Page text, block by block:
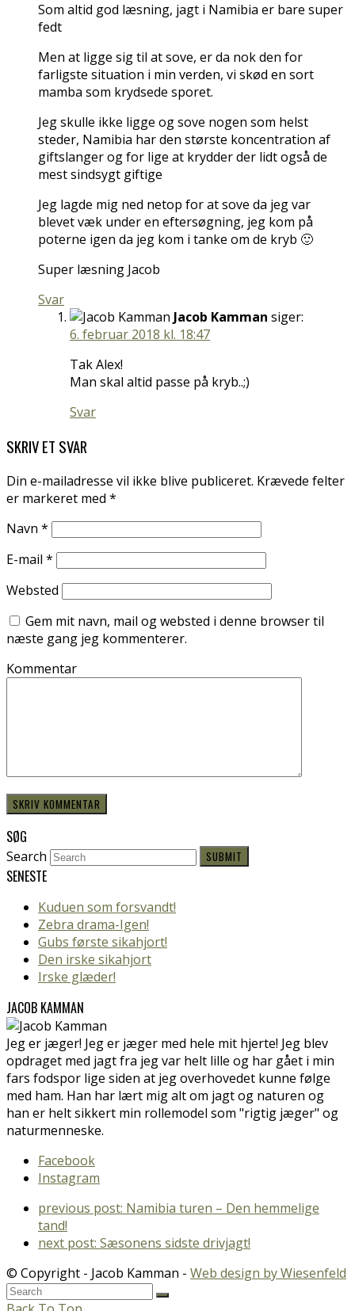
Som altid god læsning, jagt i Namibia er bare super
fedt
Men at ligge sig til at sove, er da nok den for
farligste situation i min verden, vi skød en sort
mamba som krydsede sporet.
Jeg skulle ikke ligge og sove nogen som helst
steder, Namibia har den største koncentration af
giftslanger og for lige at krydder der lidt også de
mest sindsygt giftige
Jeg lagde mig ned netop for at sove da jeg var
blevet væk under en eftersøgning, jeg kom på
poterne igen da jeg kom i tanke om de kryb 🙂
Super læsning Jacob
Svar
Jacob Kamman siger:
6. februar 2018 kl. 18:47
Tak Alex!
Man skal altid passe på kryb..;)
Svar
SKRIV ET SVAR
Din e-mailadresse vil ikke blive publiceret. Krævede felter
er markeret med *
Navn *
E-mail *
Websted
Gem mit navn, mail og websted i denne browser til
næste gang jeg kommenterer.
Kommentar
SØG
Search SUBMIT
SENESTE
Kuduen som forsvandt!
Zebra drama-Igen!
Gubs første sikahjort!
Den irske sikahjort
Irske glæder!
JACOB KAMMAN
Jeg er jæger! Jeg er jæger med hele mit hjerte! Jeg blev
opdraget med jagt fra jeg var helt lille og har gået i min
fars fodspor lige siden at jeg overhovedet kunne følge
med ham. Han har lært mig alt om jagt og naturen og
han er helt sikkert min rollemodel som "rigtig jæger" og
naturmenneske.
Facebook
Instagram
previous post: Namibia turen – Den hemmelige
tand!
next post: Sæsonens sidste drivjagt!
© Copyright - Jacob Kamman - Web design by Wiesenfeld